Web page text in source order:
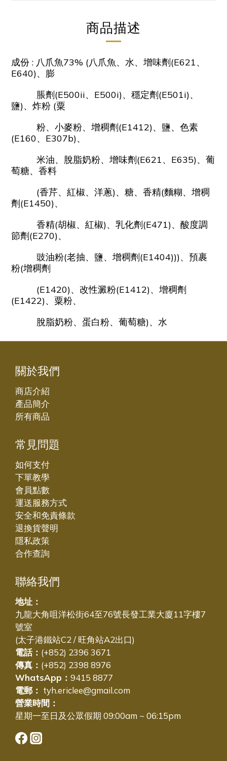
商品描述
成份 : 八爪魚73% (八爪魚、水、增味劑(E621、
E640)、膨
脹劑(E500ii、E500i)、穩定劑(E501i)、
鹽)、炸粉 (粟
粉、小麥粉、增稠劑(E1412)、鹽、色素
(E160、E307b)、
米油、脫脂奶粉、增味劑(E621、E635)、葡
萄糖、香料
(香芹、紅椒、洋蔥)、糖、香精(麵糊、增稠
劑(E1450)、
香精(胡椒、紅椒)、乳化劑(E471)、酸度調
節劑(E270)、
豉油粉(老抽、鹽、增稠劑(E1404)))、預裹
粉(增稠劑
(E1420)、 改性澱粉(E1412)、增稠劑
(E1422)、粟粉、
脫脂奶粉、 蛋白粉、葡萄糖)、水
關於我們
商店介紹
產品簡介
所有商品
常見問題
如何支付
下單教學
會員點數
運送服務方式
安全和免責條款
退換貨聲明
隱私政策
合作查詢
聯絡我們
地址：
九龍大角咀洋松街64至76號長發工業大廈11字樓7
號室
(太子港鐵站C2 / 旺角站A2出口)
電話： (+852) 2396 3671
傳真： (+852) 2398 8976
WhatsApp： 9415 8877
電郵： tyh.ericlee@gmail.com
營業時間：
星期一至日及公眾假期 09:00am ~ 06:15pm